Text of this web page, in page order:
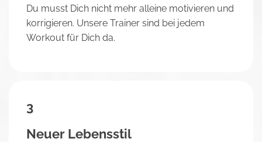
Du musst Dich nicht mehr alleine motivieren und
korrigieren. Unsere Trainer sind bei jedem
Workout für Dich da.
3
Neuer Lebensstil